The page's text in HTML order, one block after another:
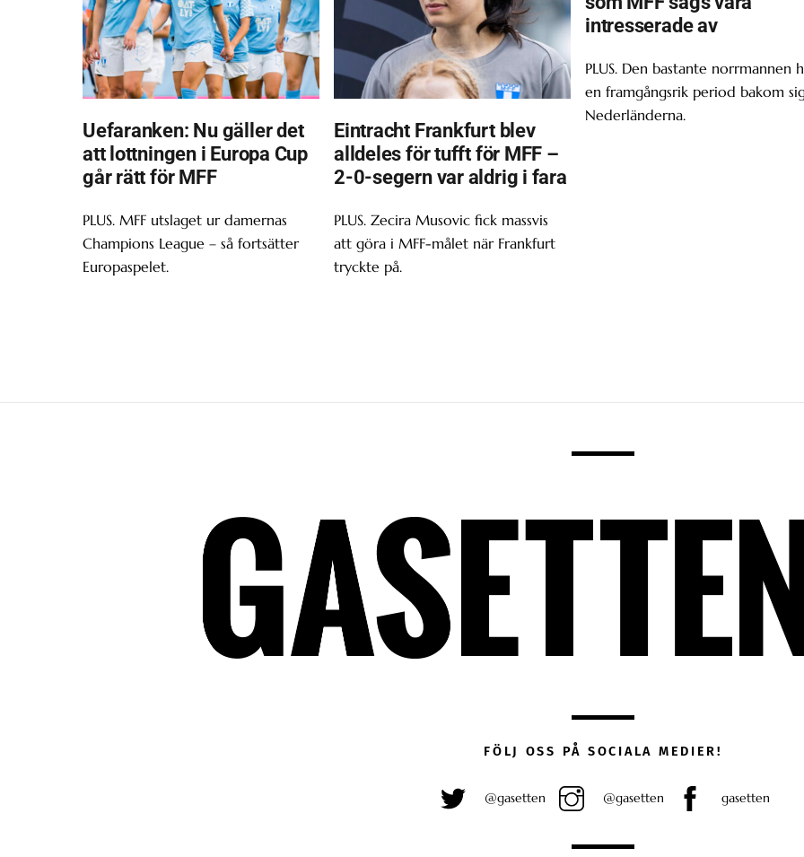
Uefaranken: Nu gäller det
att lottningen i Europa Cup
går rätt för MFF
PLUS. MFF utslaget ur damernas
Champions League – så fortsätter
Europaspelet.
Eintracht Frankfurt blev
alldeles för tufft för MFF –
2-0-segern var aldrig i fara
PLUS. Zecira Musovic fick massvis
att göra i MFF-målet när Frankfurt
tryckte på.
intresserade av
PLUS. Den bastante norrmannen
en framgångsrik period bakom
Nederländerna.
FÖLJ OSS PÅ SOCIALA MEDIER!
@gasetten @gasetten gasetten